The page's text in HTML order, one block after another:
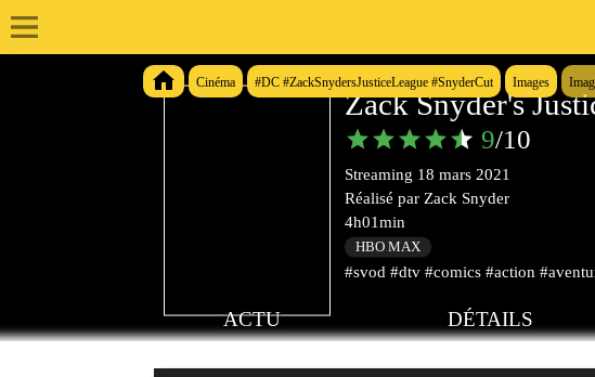
Cinéma #DC #ZackSnydersJusticeLeague #SnyderCut Images
Zack Snyder's
9/10
Streaming 18 mars 2021
Réalisé par Zack Snyder
4h01min
HBO MAX
#svod #dtv #comics #action
ACTU DÉTAILS